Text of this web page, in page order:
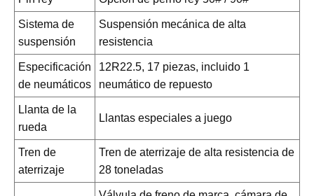
Sistema de
suspensión
Suspensión mecánica de alta
resistencia
Especificación
de neumáticos
12R22.5, 17 piezas, incluido 1
neumático de repuesto
Llanta de la
rueda
Llantas especiales a juego
Tren de
aterrizaje
Tren de aterrizaje de alta resistencia de
28 toneladas